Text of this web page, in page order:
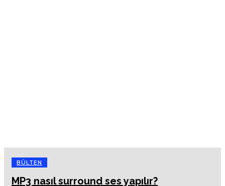
BÜLTEN
MP3 nasıl surround ses yapılır?